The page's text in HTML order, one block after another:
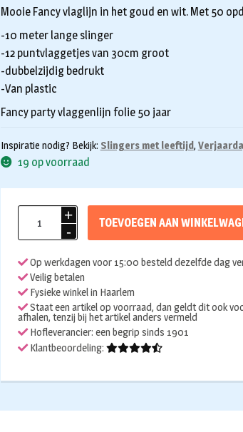
Mooie Fancy vlaglijn in het goud en wit. Met 50
-10 meter lange slinger
-12 puntvlaggetjes van 30cm groot
-dubbelzijdig bedrukt
-Van plastic
Fancy party vlaggenlijn folie 50 jaar
Inspiratie nodig? Bekijk: Slingers met leeftijd,
19 op voorraad
Vlaggenlijn
Fancy
party
10m
aantal
TOEVOEGEN AAN
Op werkdagen voor 15:00 besteld dezelfde dag
Veilig betalen
Fysieke winkel in Haarlem
Staat een artikel op voorraad, dan geldt dit ook
afhalen, tenzij bij het artikel anders vermeld
Hofleverancier: een begrip sinds 1901
Klantbeoordeling: